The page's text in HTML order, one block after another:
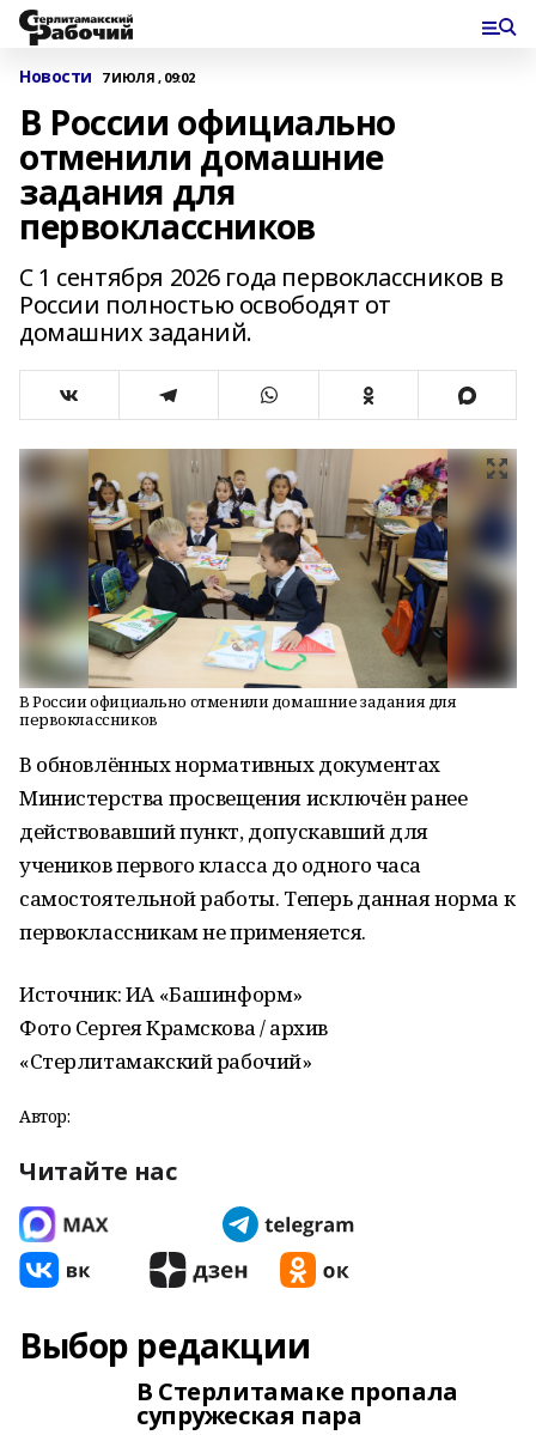
Новости 7 ИЮЛЯ , 09:02
В России официально
отменили домашние
задания для
первоклассников
С 1 сентября 2026 года первоклассников в
России полностью освободят от
домашних заданий.
В России официально отменили домашние задания для
первоклассников
В обновлённых нормативных документах
Министерства просвещения исключён ранее
действовавший пункт, допускавший для
учеников первого класса до одного часа
самостоятельной работы. Теперь данная норма к
первоклассникам не применяется.
Источник: ИА «Башинформ»
Фото Сергея Крамскова / архив
«Стерлитамакский рабочий»
Автор:
Читайте нас
Выбор редакции
В Стерлитамаке пропала
супружеская пара